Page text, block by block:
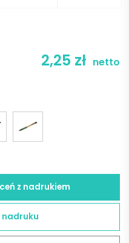
2,25 zł netto
z nadrukiem
nadruku